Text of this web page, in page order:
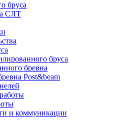
бруса
СЛТ
бруса
бревна
Post&beam
и коммуникации